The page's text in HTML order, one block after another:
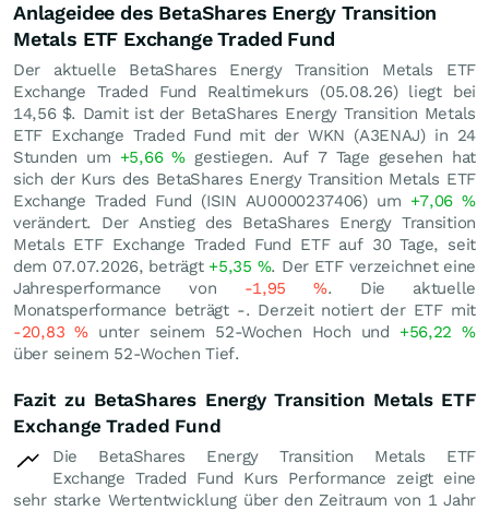
Anlageidee des BetaShares Energy Transition
Metals ETF Exchange Traded Fund
Der aktuelle BetaShares Energy Transition Metals ETF
Exchange Traded Fund Realtimekurs (05.08.26) liegt bei
14,56 $. Damit ist der BetaShares Energy Transition Metals
ETF Exchange Traded Fund mit der WKN (A3ENAJ) in 24
Stunden um +5,66% gestiegen. Auf 7 Tage gesehen hat
sich der Kurs des BetaShares Energy Transition Metals ETF
Exchange Traded Fund (ISIN AU0000237406) um +7,06%
verändert. Der Anstieg des BetaShares Energy Transition
Metals ETF Exchange Traded Fund ETF auf 30 Tage, seit
dem 07.07.2026, beträgt +5,35 %. Der ETF verzeichnet eine
Jahresperformance von -1,95%. Die aktuelle
Monatsperformance beträgt -. Derzeit notiert der ETF mit
-20,83% unter seinem 52-Wochen Hoch und +56,22%
über seinem 52-Wochen Tief.
Fazit zu BetaShares Energy Transition Metals ETF
Exchange Traded Fund
Die BetaShares Energy Transition Metals ETF
Exchange Traded Fund Kurs Performance zeigt eine
sehr starke Wertentwicklung über den Zeitraum von 1 Jahr